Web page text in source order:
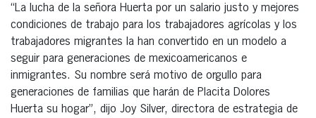
“La lucha de la señora Huerta por un salario justo y mejores
condiciones de trabajo para los trabajadores agrícolas y los
trabajadores migrantes la han convertido en un modelo a
seguir para generaciones de mexicoamericanos e
inmigrantes. Su nombre será motivo de orgullo para
generaciones de familias que harán de Placita Dolores
Huerta su hogar”, dijo Joy Silver, directora de estrategia de